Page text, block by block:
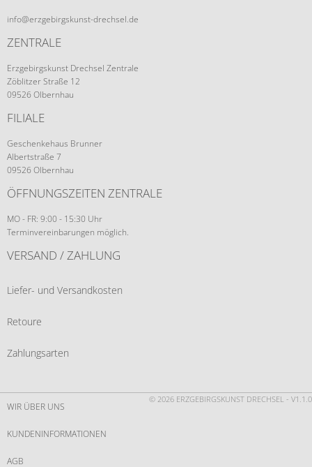
info@erzgebirgskunst-drechsel.de
ZENTRALE
Erzgebirgskunst Drechsel Zentrale
Zöblitzer Straße 12
09526 Olbernhau
FILIALE
Geschenkehaus Brunner
Albertstraße 7
09526 Olbernhau
ÖFFNUNGSZEITEN ZENTRALE
MO - FR: 9:00 - 15:30 Uhr
Terminvereinbarungen möglich.
VERSAND / ZAHLUNG
Liefer- und Versandkosten
Retoure
Zahlungsarten
© 2026 ERZGEBIRGSKUNST DRECHSEL - V1.1.0
WIR ÜBER UNS
KUNDENINFORMATIONEN
AGB